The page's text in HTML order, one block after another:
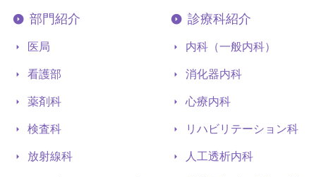
部門紹介
医局
看護部
薬剤科
検査科
放射線科
診療科紹介
内科（一般内科）
消化器内科
心療内科
リハビリテーション科
人工透析内科